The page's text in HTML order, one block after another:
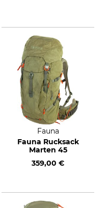
Fauna
Fauna Rucksack
Marten 45
359,00 €